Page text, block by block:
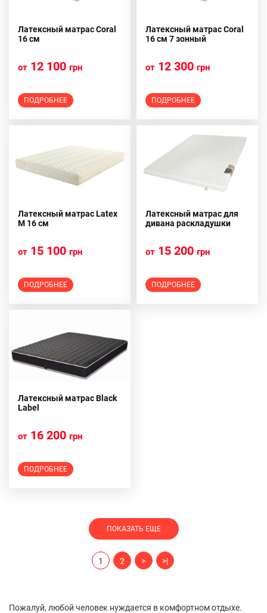
Латексный матрас Coral
16 см
от 12 100 грн
ПОДРОБНЕЕ
Латексный матрас Coral
16 см 7 зонный
от 12 300 грн
ПОДРОБНЕЕ
Латексный матрас Latex
M 16 см
от 15 100 грн
ПОДРОБНЕЕ
Латексный матрас для
дивана раскладушки
от 15 200 грн
ПОДРОБНЕЕ
Латексный матрас Black
Label
от 16 200 грн
ПОДРОБНЕЕ
ПОКАЗАТЬ ЕЩЕ
1 2 > >|
Пожалуй, любой человек нуждается в комфортном отдыхе.